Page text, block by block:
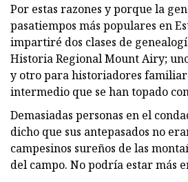
Por estas razones y porque la
pasatiempos más populares en
impartiré dos clases de
Historia Regional Mount Airy;
y otro para historiadores
intermedio que se han topado
Demasiadas personas en el
dicho que sus antepasados ​​no
campesinos sureños de las
del campo. No podría estar más